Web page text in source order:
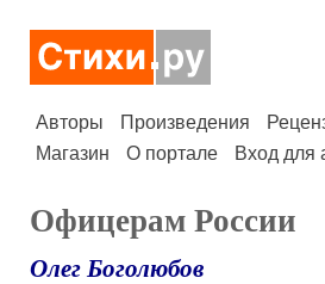
Авторы Произведения
Магазин
О портале Вход для
Офицерам России
Олег Боголюбов